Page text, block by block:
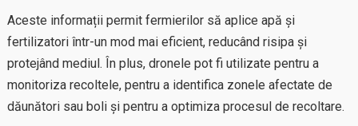
Aceste informații permit fermierilor să aplice apă și
fertilizatori într-un mod mai eficient, reducând risipa și
protejând mediul. În plus, dronele pot fi utilizate pentru a
monitoriza recoltele, pentru a identifica zonele afectate de
dăunători sau boli și pentru a optimiza procesul de recoltare.